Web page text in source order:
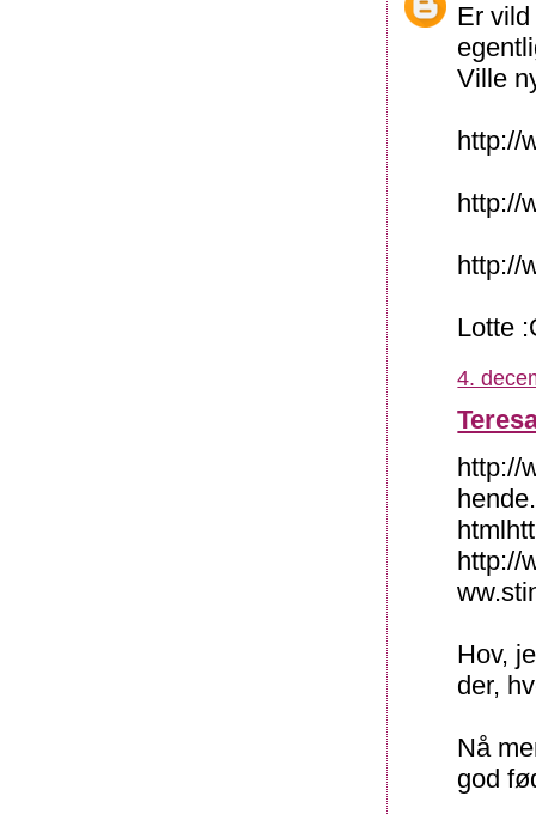
Er
Ville
http://
http://
http://
Lotte
4.
http://
hende.
http://
Hov,
der,
Nå
god